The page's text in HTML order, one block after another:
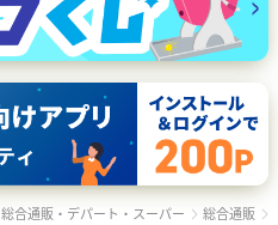
総合通販・デパート・スーパー
総合通販